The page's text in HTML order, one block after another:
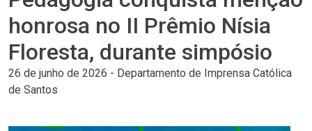
honrosa no II Prêmio Nísia
Floresta, durante simpósio
26 de junho de 2026 - Departamento de Imprensa Católica
de Santos